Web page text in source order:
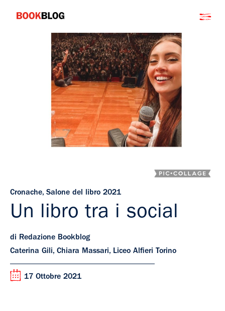
Bookblog
Cronache, Salone del libro 2021
Un libro tra i social
di Redazione Bookblog
Caterina Gili, Chiara Massari, Liceo Alfieri Torino
17 Ottobre 2021